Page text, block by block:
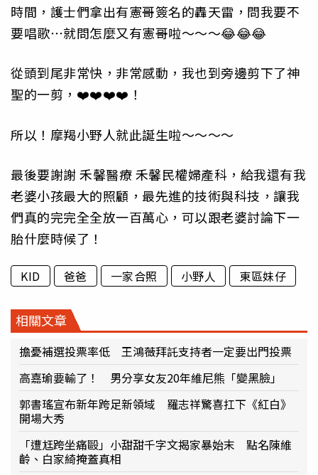
時間，護士們拿出有憲哥簽名的轟天雷，問我要不
要唱歌⋯就問怎麼又有憲哥啦～～～😂😂😂
從頭到尾非常快，非常感動，我也到旁邊剪下了神
聖的一剪，❤️❤️❤️❤️！
所以！摩羯小野人就此誕生啦～～～～
最後要謝謝 禾馨醫療 禾馨民權婦產科，給我還有我
老婆小孩最大的照顧，最先進的技術與科技，讓我
們真的完完全全放一百萬心，可以跟老婆討論下一
胎什麼時候了！
KID 爸爸 一家合照 小野人 東區妹仔
相關文章
擔憂補選投票率低 王鴻薇拜託支持者一定要出門投票
高嘉瑜要輸了！ 男分享女友20年維尼熊「變黑臉」
郭書瑤宣布新年跨足新領域 羅志祥驚喜扛下《紅白》
開場大秀
「遭尪跨坐痛毆」小甜甜千字文揭家暴始末 點名陳維
齡、白家綺掩蓋真相